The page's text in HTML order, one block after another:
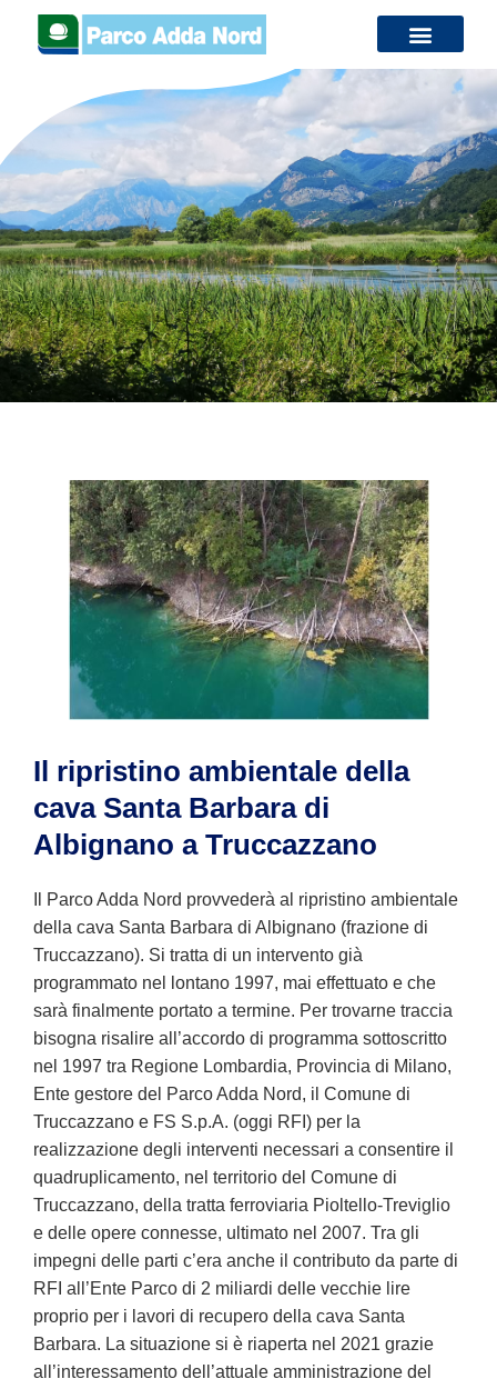
Il ripristino ambientale della
cava Santa Barbara di
Albignano a Truccazzano
Il Parco Adda Nord provvederà al ripristino ambientale
della cava Santa Barbara di Albignano (frazione di
Truccazzano). Si tratta di un intervento già
programmato nel lontano 1997, mai effettuato e che
sarà finalmente portato a termine. Per trovarne traccia
bisogna risalire all’accordo di programma sottoscritto
nel 1997 tra Regione Lombardia, Provincia di Milano,
Ente gestore del Parco Adda Nord, il Comune di
Truccazzano e FS S.p.A. (oggi RFI) per la
realizzazione degli interventi necessari a consentire il
quadruplicamento, nel territorio del Comune di
Truccazzano, della tratta ferroviaria Pioltello-Treviglio
e delle opere connesse, ultimato nel 2007. Tra gli
impegni delle parti c’era anche il contributo da parte di
RFI all’Ente Parco di 2 miliardi delle vecchie lire
proprio per i lavori di recupero della cava Santa
Barbara. La situazione si è riaperta nel 2021 grazie
all’interessamento dell’attuale amministrazione del